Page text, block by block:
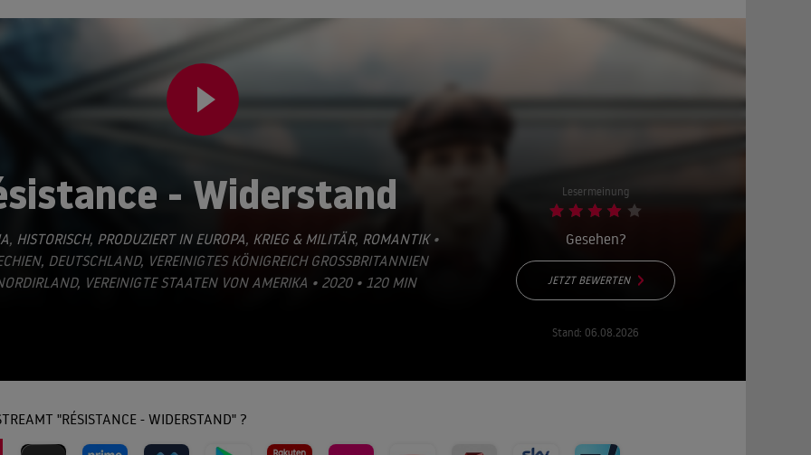
- Widerstand
, HISTORISCH, PRODUZIERT IN EUROPA, KRIEG & MILITÄR, ROMANTIK•
DEUTSCHLAND, VEREINIGTES KÖNIGREICH GROSSBRITANNIEN U
VEREINIGTE STAATEN VON AMERIKA • 2020 • 120 MIN
Lesermeinung
Gesehen?
JETZT BEWERTEN
Stand: 06.08.2026
"RÉSISTANCE - WIDERSTAND" ?